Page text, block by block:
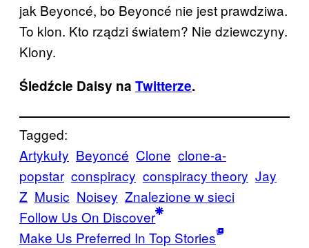
jak Beyoncé, bo Beyoncé nie jest prawdziwa.
To klon. Kto rządzi światem? Nie dziewczyny.
Klony.
Śledźcie Daisy na Twitterze.
Tagged:
Artykuły Beyoncé Clone clone-a-
popstar conspiracy conspiracy theory Jay
Z Music Noisey Znalezione w sieci
Follow Us On Discover
Make Us Preferred In Top Stories